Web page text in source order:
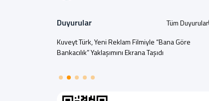
Duyurular
Tüm Duyurular
Kuveyt Türk, Yeni Reklam Filmiyle “Bana Göre
Bankacılık” Yaklaşımını Ekrana Taşıdı